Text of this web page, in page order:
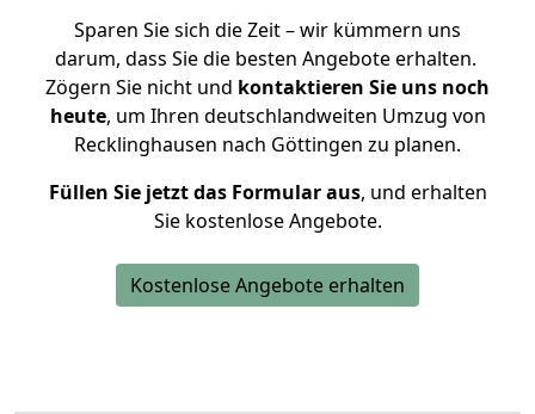
Sparen Sie sich die Zeit – wir kümmern uns
darum, dass Sie die besten Angebote erhalten.
Zögern Sie nicht und kontaktieren Sie uns noch
heute, um Ihren deutschlandweiten Umzug von
Recklinghausen nach Göttingen zu planen.
Füllen Sie jetzt das Formular aus, und erhalten
Sie kostenlose Angebote.
Kostenlose Angebote erhalten